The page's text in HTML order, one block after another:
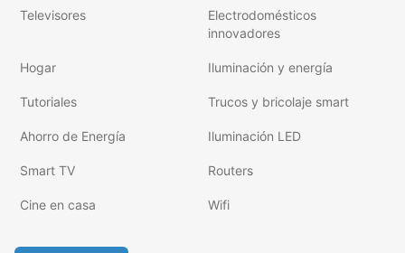
Televisores
Electrodomésticos
innovadores
Hogar Iluminación y energía
Tutoriales Trucos y bricolaje smart
Ahorro de Energía Iluminación LED
Smart TV Routers
Cine en casa Wifi